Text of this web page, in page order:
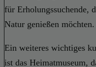
für Erholungssuchende,
Natur genießen möchten.
Ein weiteres wichtiges
ist das Heimatmuseum,